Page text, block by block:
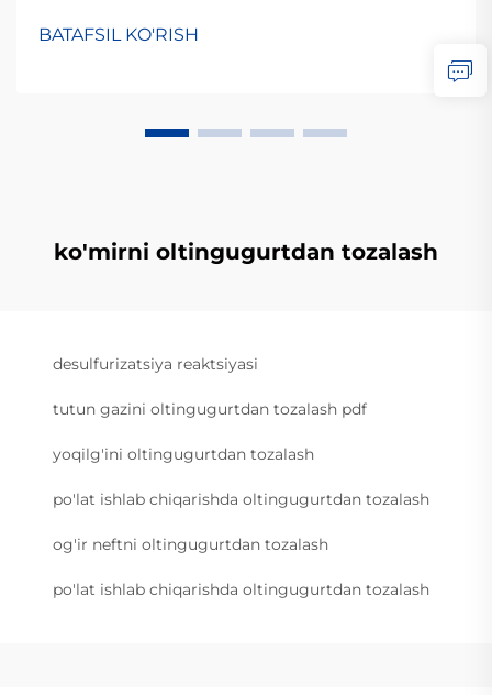
BATAFSIL KO'RISH
ko'mirni oltingugurtdan tozalash
desulfurizatsiya reaktsiyasi
tutun gazini oltingugurtdan tozalash pdf
yoqilg'ini oltingugurtdan tozalash
po'lat ishlab chiqarishda oltingugurtdan tozalash
og'ir neftni oltingugurtdan tozalash
po'lat ishlab chiqarishda oltingugurtdan tozalash